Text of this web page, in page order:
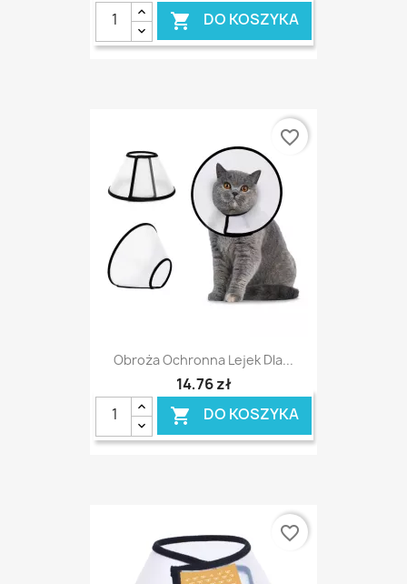
 DO KOSZYKA
Obroża Ochronna Lejek Dla...
14,76 zł
 DO KOSZYKA
favorite_border
favorite_border